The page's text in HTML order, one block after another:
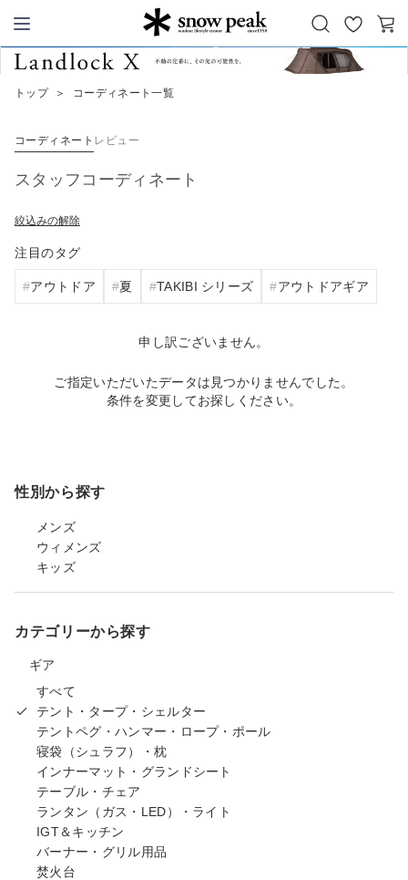
Snow Peak
お
気
カ
トップ ＞ コーディネート一覧
コーディネート レビュー
スタッフコーディネート
絞込みの解除
注目のタグ
アウトドア 夏 TAKIBI シリーズ アウトドアギア
申し訳ございません。
ご指定いただいたデータは見つかりませんでした。
条件を変更してお探しください。
性別から探す
メンズ
ウィメンズ
キッズ
カテゴリーから探す
ギア
すべて
テント・タープ・シェルター
テントペグ・ハンマー・ロープ・ポール
寝袋（シュラフ）・枕
インナーマット・グランドシート
テーブル・チェア
ランタン（ガス・LED）・ライト
IGT＆キッチン
バーナー・グリル用品
焚火台